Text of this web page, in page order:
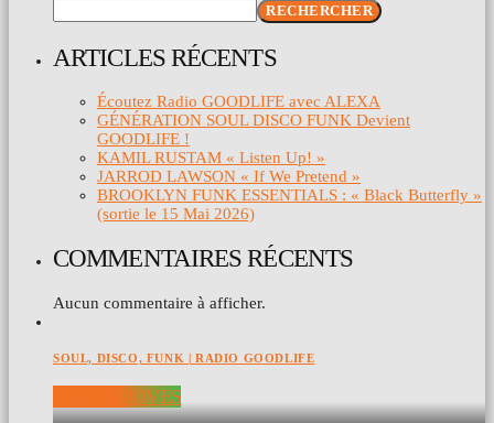
RECHERCHER
ARTICLES RÉCENTS
Écoutez Radio GOODLIFE avec ALEXA
GÉNÉRATION SOUL DISCO FUNK Devient
GOODLIFE !
KAMIL RUSTAM « Listen Up! »
JARROD LAWSON « If We Pretend »
BROOKLYN FUNK ESSENTIALS : « Black Butterfly »
(sortie le 15 Mai 2026)
COMMENTAIRES RÉCENTS
Aucun commentaire à afficher.
SOUL, DISCO, FUNK | RADIO GOODLIFE
NIGHT MOVES